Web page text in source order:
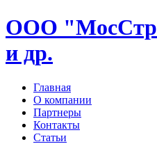
ООО
и др.
Главная
О компании
Партнеры
Контакты
Статьи